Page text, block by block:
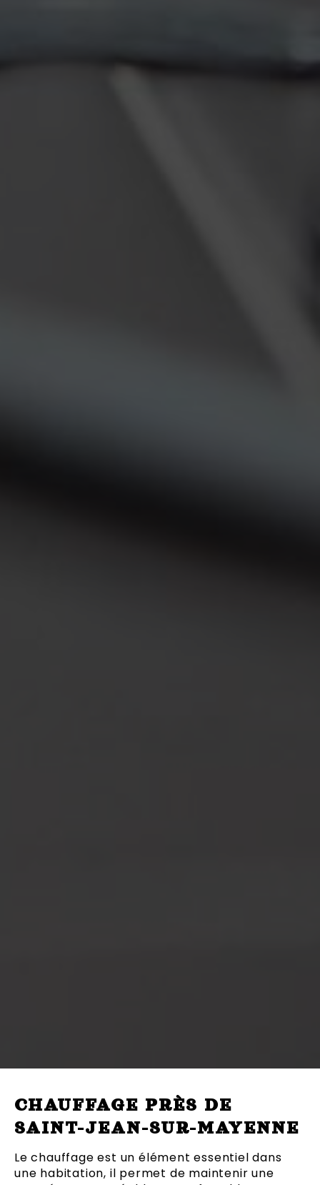
CHAUFFAGE PRÈS DE
SAINT-JEAN-SUR-MAYENNE
Le chauffage est un élément essentiel dans
une habitation, il permet de maintenir une